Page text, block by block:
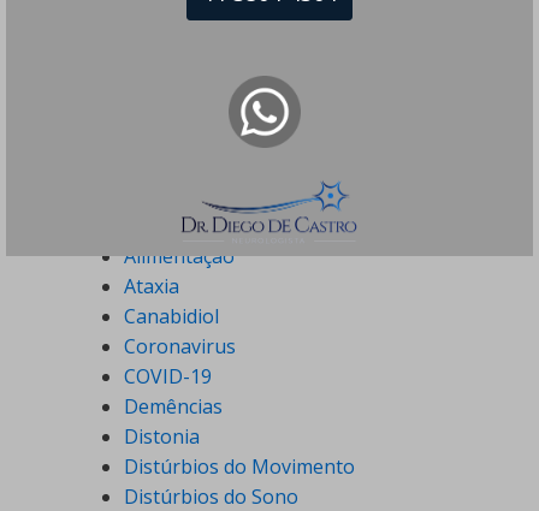
Especialidades
Acidente Vascular Cerebral
Alimentação
Ataxia
Canabidiol
Coronavirus
COVID-19
Demências
Distonia
Distúrbios do Movimento
Distúrbios do Sono